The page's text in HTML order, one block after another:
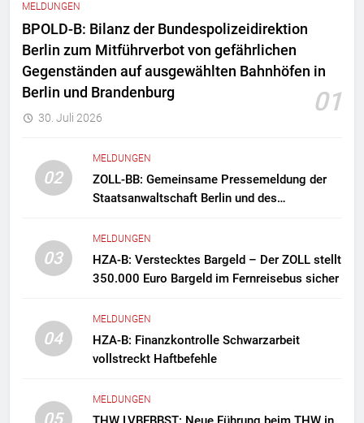
MELDUNGEN
BPOLD-B: Bilanz der Bundespolizeidirektion
Berlin zum Mitführverbot von gefährlichen
Gegenständen auf ausgewählten Bahnhöfen in
Berlin und Brandenburg
01
30. Juli 2026
02
MELDUNGEN
ZOLL-BB: Gemeinsame Pressemeldung der
Staatsanwaltschaft Berlin und des
Zollfahndung hebt mutmaßliches
Drogenlabor aus
03
MELDUNGEN
HZA-B: Verstecktes Bargeld – Der ZOLL stellt
350.000 Euro Bargeld im Fernreisebus sicher
04
MELDUNGEN
HZA-B: Finanzkontrolle Schwarzarbeit
vollstreckt Haftbefehle
05
MELDUNGEN